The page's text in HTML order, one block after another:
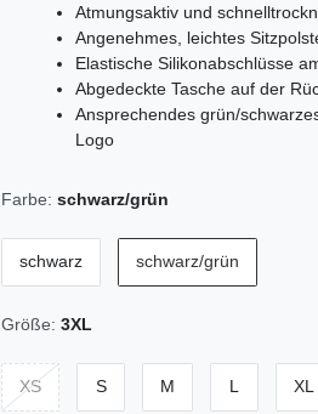
Atmungsaktiv und
Angenehmes, leichtes
Elastische Silikonabschlüsse
Abgedeckte Tasche auf der
Ansprechendes grün/
Logo
Farbe: schwarz/grün
schwarz schwarz/grün
Größe: 3XL
XS S M L XL